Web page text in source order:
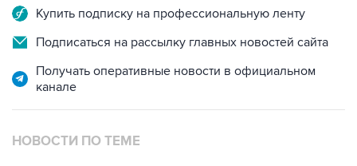
Подписаться на рассылку главных новостей сайта
Получать оперативные новости в официальном
НОВОСТИ ПО ТЕМЕ
8 августа 11:29